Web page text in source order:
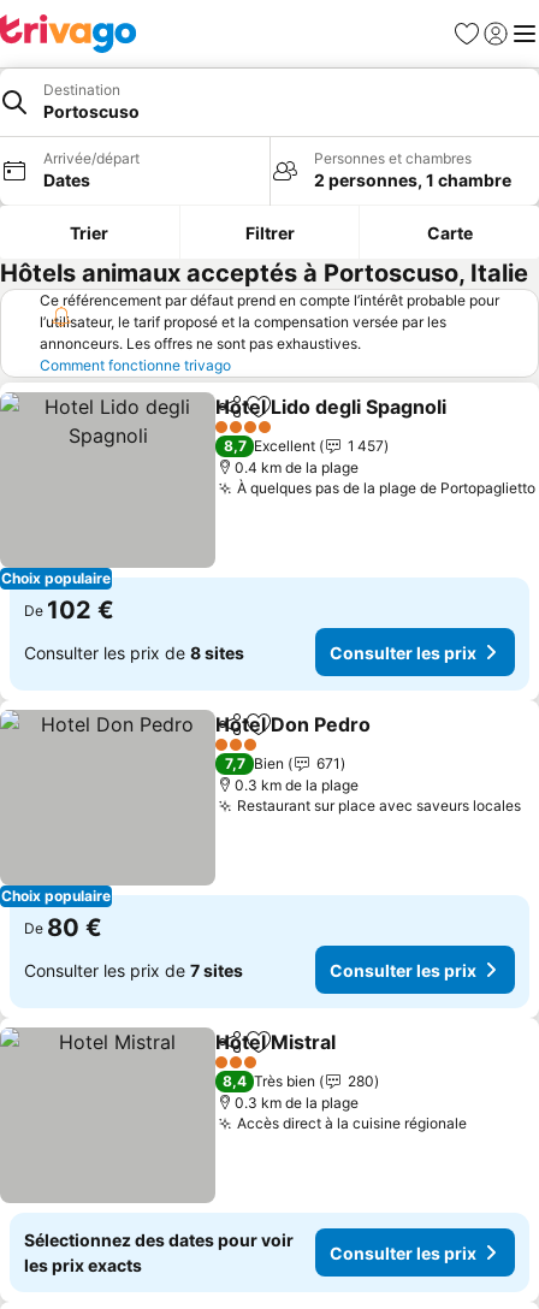
Favoris
Se
Destination
Portoscuso
Arrivée/départ
Dates
Personnes et chambres
2 personnes, 1 chambre
Trier Filtrer Carte
Hôtels animaux acceptés à Portoscuso, Italie
Ce référencement par défaut prend en compte l’intérêt probable pour
l’utilisateur, le tarif proposé et la compensation versée par les
annonceurs. Les offres ne sont pas exhaustives.
Comment fonctionne trivago
Choix populaire
PartagerAjouter à mes favoris
Hotel Lido degli Spagnoli
4 Étoiles
8,7 Excellent
1 457
0.4 km de la plage
À quelques pas de la plage de Portopaglietto
De 102 €
Consulter les prix de 8 sites Consulter les prix
Choix populaire
PartagerAjouter à mes favoris
Hotel Don Pedro
3 Étoiles
7,7 Bien
671
0.3 km de la plage
Restaurant sur place avec saveurs locales
De 80 €
Consulter les prix de 7 sites Consulter les prix
PartagerAjouter à mes favoris
Hotel Mistral
3 Étoiles
8,4 Très bien
280
0.3 km de la plage
Accès direct à la cuisine régionale
Sélectionnez des dates pour voir
les prix exacts
Consulter les prix